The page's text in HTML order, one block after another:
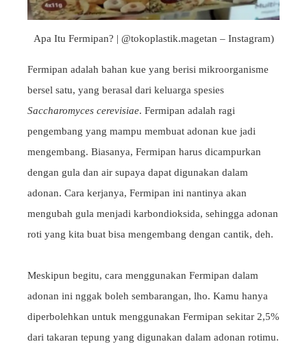
Apa Itu Fermipan? | @tokoplastik.magetan – Instagram)
Fermipan adalah bahan kue yang berisi mikroorganisme
bersel satu, yang berasal dari keluarga spesies
Saccharomyces cerevisiae. Fermipan adalah ragi
pengembang yang mampu membuat adonan kue jadi
mengembang. Biasanya, Fermipan harus dicampurkan
dengan gula dan air supaya dapat digunakan dalam
adonan. Cara kerjanya, Fermipan ini nantinya akan
mengubah gula menjadi karbondioksida, sehingga adonan
roti yang kita buat bisa mengembang dengan cantik, deh.
Meskipun begitu, cara menggunakan Fermipan dalam
adonan ini nggak boleh sembarangan, lho. Kamu hanya
diperbolehkan untuk menggunakan Fermipan sekitar 2,5%
dari takaran tepung yang digunakan dalam adonan rotimu.